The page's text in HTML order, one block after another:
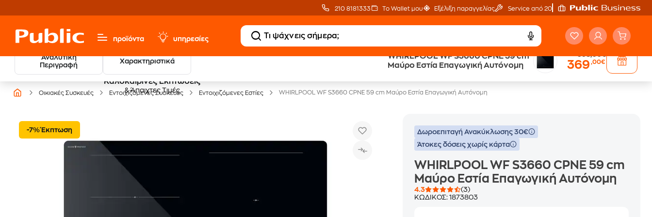
210 8181333 Το Wallet μου Εξέλιξη παραγγελίας Service από 20'
προϊόντα υπηρεσίες
Αναλυτική
Περιγραφή
Χαρακτηριστικά
WHIRLPOOL WF S3660 CPNE 59 cm
Μαύρο Εστία Επαγωγική Αυτόνομη
369,00€
Καλοκαιρινές Εκπτώσεις
& Άπαιχτες Τιμές
Άτοκες Δόσεις Public επιστροφή €
Οικιακές Συσκευές Εντοιχιζόμενες Συσκευές Εντοιχιζόμενες Εστίες WHIRLPOOL WF S3660 CPNE 59 cm Μαύρο Εστία Επαγωγική Αυτόνομη
-7% Έκπτωση
Δωροεπιταγή Ανακύκλωσης 30€
Άτοκες δόσεις χωρίς κάρτα
WHIRLPOOL WF S3660 CPNE 59 cm
Μαύρο Εστία Επαγωγική Αυτόνομη
4.3
(3)
ΚΩΔΙΚΟΣ:1873803